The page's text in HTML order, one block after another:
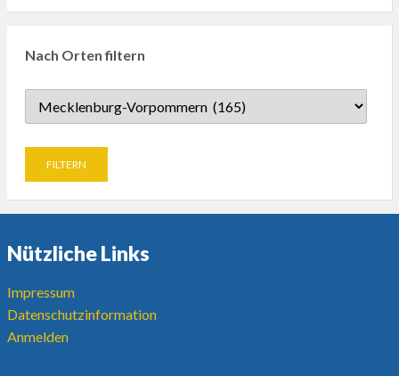
Nach Orten filtern
Nützliche Links
Impressum
Datenschutzinformation
Anmelden